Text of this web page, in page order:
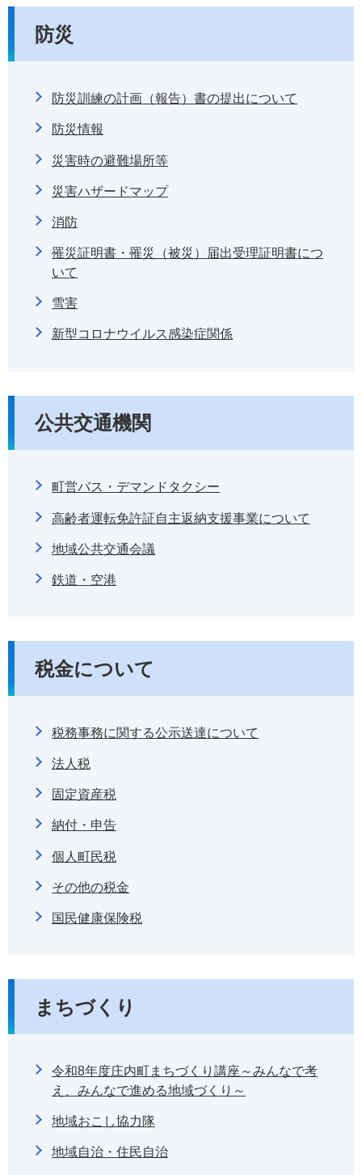
防災
防災訓練の計画（報告）書の提出について
防災情報
災害時の避難場所等
災害ハザードマップ
消防
罹災証明書・罹災（被災）届出受理証明書につ
いて
雪害
新型コロナウイルス感染症関係
公共交通機関
町営バス・デマンドタクシー
高齢者運転免許証自主返納支援事業について
地域公共交通会議
鉄道・空港
税金について
税務事務に関する公示送達について
法人税
固定資産税
納付・申告
個人町民税
その他の税金
国民健康保険税
まちづくり
令和8年度庄内町まちづくり講座～みんなで考
え、みんなで進める地域づくり～
地域おこし協力隊
地域自治・住民自治